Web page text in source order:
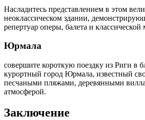
Насладитесь представлением в этом
неоклассическом здании,
репертуар оперы, балета и классической
Юрмала
совершите короткую поездку из Риги в
курортный город Юрмала, известный
песчаными пляжами, деревянными
атмосферой.
Заключение